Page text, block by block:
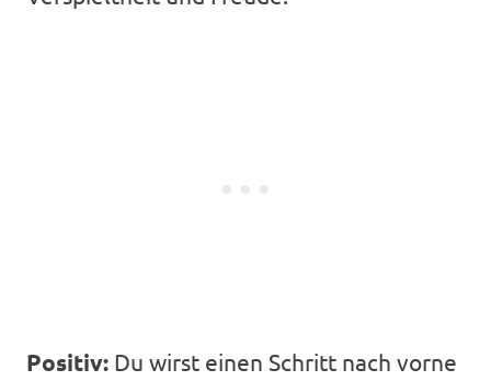
Positiv: Du wirst einen Schritt nach vorne